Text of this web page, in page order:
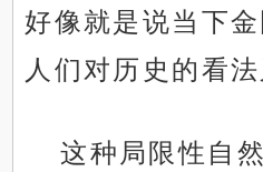
好像就是说当下
人们对历史的看法
这种局限性自